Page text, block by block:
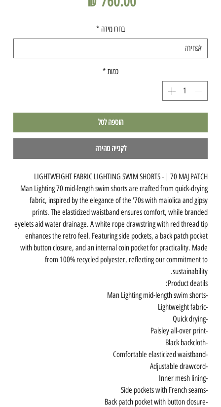
בחרו מידה *
כמות *
הוספה לסל
לקנייה מהירה
LIGHTWEIGHT FABRIC LIGHTING SWIM SHORTS - | 70 MAJ PATCH
Man Lighting 70 mid-length swim shorts are crafted from quick-drying
fabric, inspired by the elegance of the '70s with maiolica and gipsy
prints. The elasticized waistband ensures comfort, while branded
eyelets aid water drainage. A white rope drawstring with red thread tip
enhances the retro feel. Featuring side pockets, a back patch pocket
with button closure, and an internal coin pocket for practicality. Made
from 100% recycled polyester, reflecting our commitment to
sustainability.
Product deatils:
-Man Lighting mid-length swim shorts
-Lightweight fabric
-Quick drying
-Paisley all-over print
-Black backcloth
-Comfortable elasticized waistband
-Adjustable drawcord
-Inner mesh lining
-Side pockets with French seams
-Back patch pocket with button closure